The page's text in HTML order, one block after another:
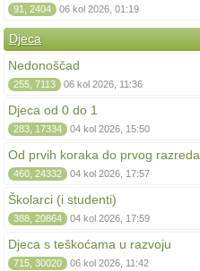
91, 2404 06 kol 2026, 01:19
Djeca
Nedonoščad
255, 7113 06 kol 2026, 11:36
Djeca od 0 do 1
283, 17334 04 kol 2026, 15:50
Od prvih koraka do prvog razreda
460, 24332 04 kol 2026, 17:57
Školarci (i studenti)
388, 20864 04 kol 2026, 17:59
Djeca s teškoćama u razvoju
715, 30020 06 kol 2026, 11:42